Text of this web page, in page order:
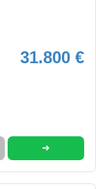
31.800 €
➜